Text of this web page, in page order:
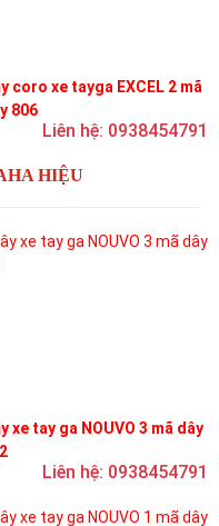
coro xe tayga EXCEL 2 mã
806
Liên hệ: 0938454791
HIỆU
xe tay ga NOUVO 3 mã dây
Liên hệ: 0938454791